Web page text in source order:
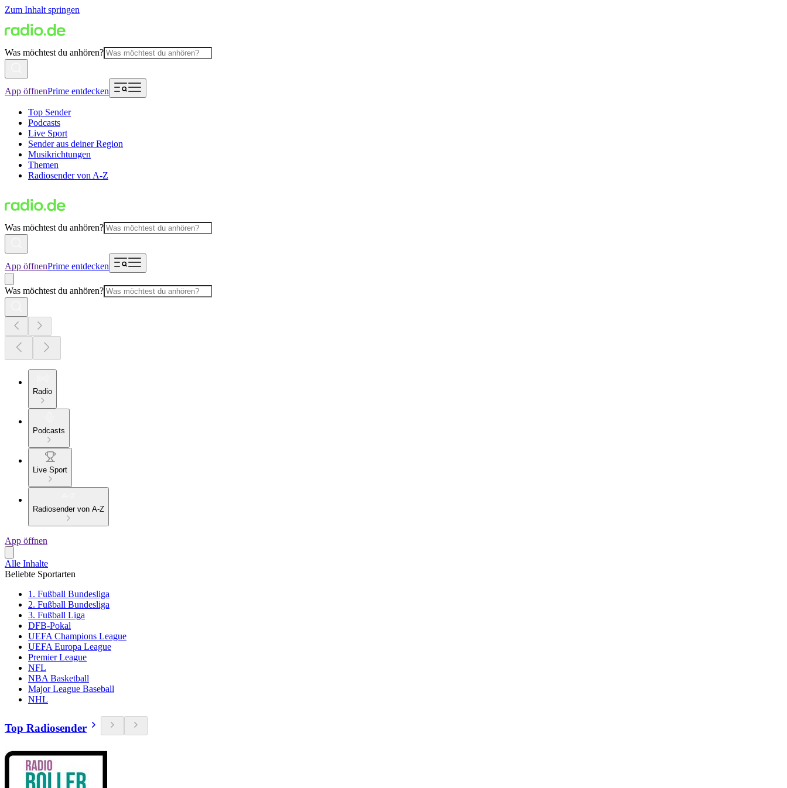
Zum Inhalt springen
Was möchtest du anhören?
App öffnenPrime entdecken
Top Sender
Podcasts
Live Sport
Sender aus deiner Region
Musikrichtungen
Themen
Radiosender von A-Z
Was möchtest du anhören?
App öffnenPrime entdecken
Was möchtest du anhören?
Radio
Podcasts
Live Sport
Radiosender von A-Z
App öffnen
Alle Inhalte
Beliebte Sportarten
1. Fußball Bundesliga
2. Fußball Bundesliga
3. Fußball Liga
DFB-Pokal
UEFA Champions League
UEFA Europa League
Premier League
NFL
NBA Basketball
Major League Baseball
NHL
Top Radiosender